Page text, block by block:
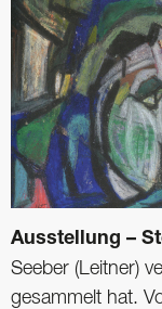
Ausstellung –
Seeber (Leitner)
gesammelt hat.